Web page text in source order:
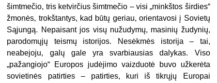
šimtmečio, tris ketvirčius šimtmečio – visi „minkštos širdies“
žmonės, trokštantys, kad būtų geriau, orientavosi į Sovietų
Sąjungą. Nepaisant jos visų nužudymų, masinių žudynių,
parodomųjų teismų istorijos. Nesėkmės istorija – tai,
neabejoju, galų gale yra svarbiausias dalykas. Viso
„pažangiojo“ Europos judėjimo vaizduotė buvo užkerėta
sovietinės patirties – patirties, kuri iš tikrųjų Europai